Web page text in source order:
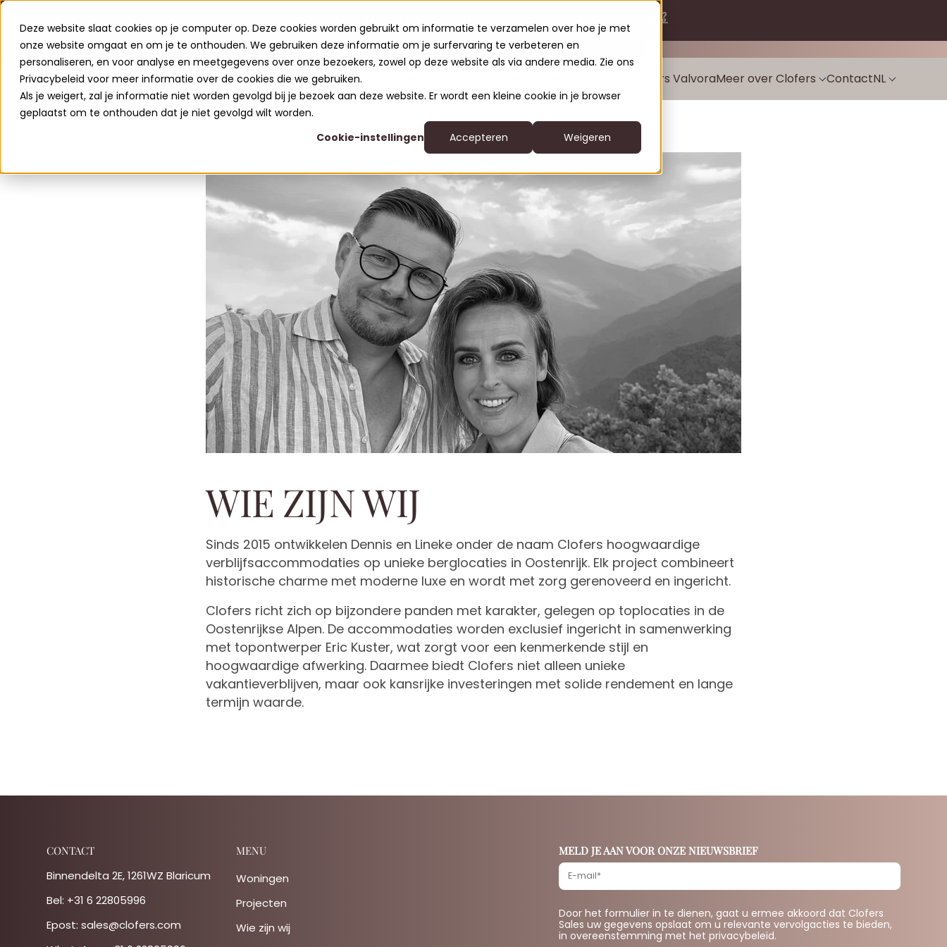
Deze website slaat cookies op je computer op. Deze cookies worden gebruikt om informatie te verzamelen over hoe je met
onze website omgaat en om je te onthouden. We gebruiken deze informatie om je surfervaring te verbeteren en
personaliseren, en voor analyse en meetgegevens over onze bezoekers, zowel op deze website als via andere media. Zie ons
Privacybeleid voor meer informatie over de cookies die we gebruiken.
Als je weigert, zal je informatie niet worden gevolgd bij je bezoek aan deze website. Er wordt een kleine cookie in je browser
geplaatst om te onthouden dat je niet gevolgd wilt worden.
Cookie-instellingen
Accepteren Weigeren
Meer weten over Clofers Holiday Parcs? Ga naarclofers.com sales@clofers.com
Woningen
Leisure Lodges Jenig
Relax Residences Rattendorf
Active Apartments Sonnleitn
Nature Chalets Obermöschach
Clofers ValvoraMeer over Clofers ContactNL
WIE ZIJN WIJ
Sinds 2015 ontwikkelen Dennis en Lineke onder de naam Clofers hoogwaardige
verblijfsaccommodaties op unieke berglocaties in Oostenrijk. Elk project combineert
historische charme met moderne luxe en wordt met zorg gerenoveerd en ingericht.
Clofers richt zich op bijzondere panden met karakter, gelegen op toplocaties in de
Oostenrijkse Alpen. De accommodaties worden exclusief ingericht in samenwerking
met topontwerper Eric Kuster, wat zorgt voor een kenmerkende stijl en
hoogwaardige afwerking. Daarmee biedt Clofers niet alleen unieke
vakantieverblijven, maar ook kansrijke investeringen met solide rendement en lange
termijn waarde.
CONTACT
Binnendelta 2E, 1261WZ Blaricum
Bel: +31 6 22805996
Epost: sales@clofers.com
MENU
Woningen
Projecten
Wie zijn wij
MELD JE AAN VOOR ONZE NIEUWSBRIEF
Door het formulier in te dienen, gaat u ermee akkoord dat Clofers
Sales uw gegevens opslaat om u relevante vervolgacties te bieden,
in overeenstemming met het privacybeleid.